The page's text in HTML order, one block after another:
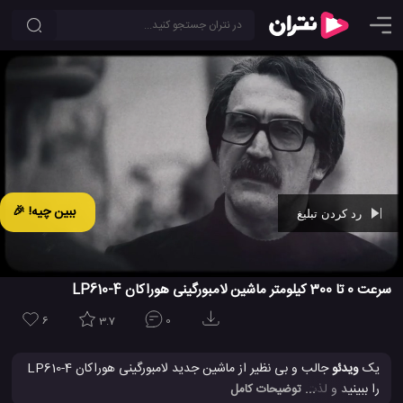
ببین چیه! 🎉
00:29
سرعت 0 تا 300 کیلومتر ماشین لامبورگینی هوراکان LP610-4
6 3.7 0
یکویدئو
جالب و بی نظیر از ماشین جدید لامبورگینی هوراکان LP610-4
... توضیحات کامل